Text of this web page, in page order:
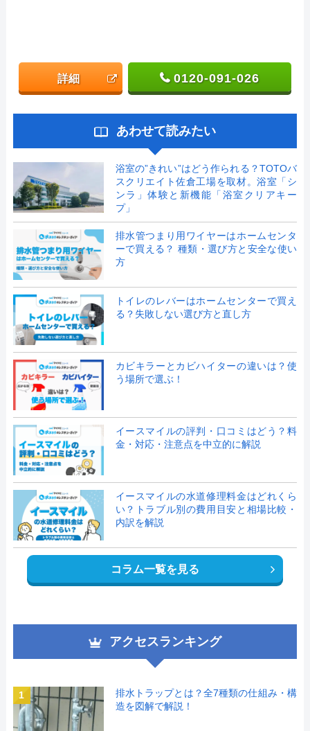
詳細 0120-091-026
あわせて読みたい
浴室の”きれい”はどう作られる？TOTOバ
スクリエイト佐倉工場を取材。浴室「シ
ンラ」体験と新機能「浴室クリアキー
プ」
排水管つまり用ワイヤーはホームセンタ
ーで買える？ 種類・選び方と安全な使い
方
トイレのレバーはホームセンターで買え
る？失敗しない選び方と直し方
カビキラーとカビハイターの違いは？使
う場所で選ぶ！
イースマイルの評判・口コミはどう？料
金・対応・注意点を中立的に解説
イースマイルの水道修理料金はどれくら
い？トラブル別の費用目安と相場比較・
内訳を解説
コラム一覧を見る
アクセスランキング
1
排水トラップとは？全7種類の仕組み・構
造を図解で解説！